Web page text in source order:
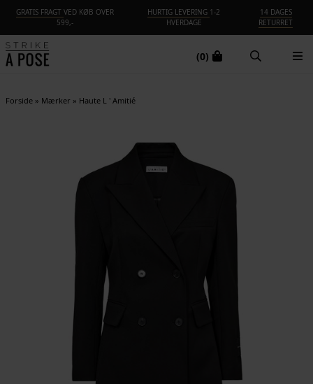
GRATIS FRAGT VED KØB OVER
599,-
HURTIG LEVERING 1-2
HVERDAGE
14 DAGES
RETURRET
(0)
Forside» Mærker » Haute L ' Amitié